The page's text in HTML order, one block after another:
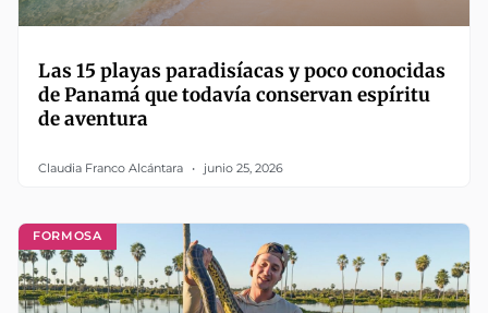
Las 15 playas paradisíacas y poco conocidas
de Panamá que todavía conservan espíritu
de aventura
Claudia Franco Alcántara junio 25, 2026
FORMOSA